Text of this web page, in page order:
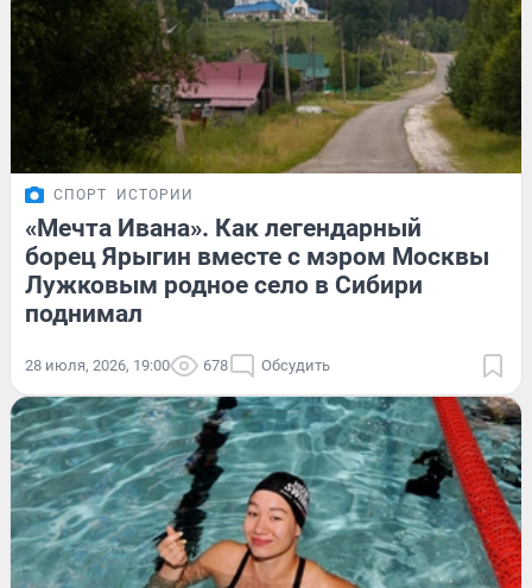
СПОРТ ИСТОРИИ
«Мечта Ивана». Как легендарный
борец Ярыгин вместе с мэром Москвы
Лужковым родное село в Сибири
поднимал
28 июля, 2026, 19:00 678 Обсудить